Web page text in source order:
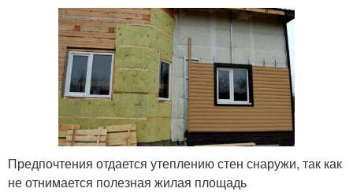
Предпочтения отдается утеплению стен снаружи, так как
не отнимается полезная жилая площадь